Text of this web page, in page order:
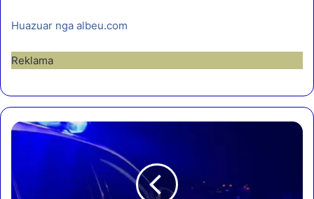
Huazuar nga albeu.com
Reklama
A
d